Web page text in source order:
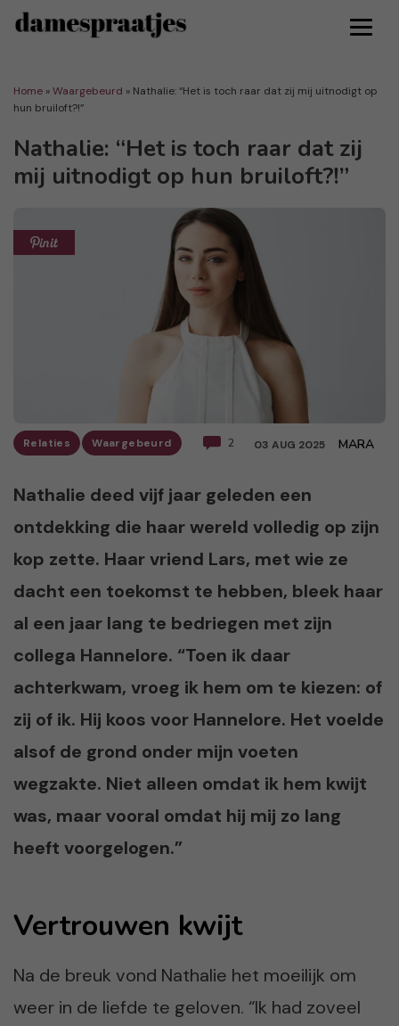
Home »Waargebeurd » Nathalie: “Het is toch raar dat zij mij uitnodigt op
hun bruiloft?!”
Nathalie: “Het is toch raar dat zij
mij uitnodigt op hun bruiloft?!”
Relaties Waargebeurd 2 03 AUG 2025 MARA
Nathalie deed vijf jaar geleden een
ontdekking die haar wereld volledig op zijn
kop zette. Haar vriend Lars, met wie ze
dacht een toekomst te hebben, bleek haar
al een jaar lang te bedriegen met zijn
collega Hannelore. “Toen ik daar
achterkwam, vroeg ik hem om te kiezen: of
zij of ik. Hij koos voor Hannelore. Het voelde
alsof de grond onder mijn voeten
wegzakte. Niet alleen omdat ik hem kwijt
was, maar vooral omdat hij mij zo lang
heeft voorgelogen.”
Vertrouwen kwijt
Na de breuk vond Nathalie het moeilijk om
weer in de liefde te geloven. “Ik had zoveel